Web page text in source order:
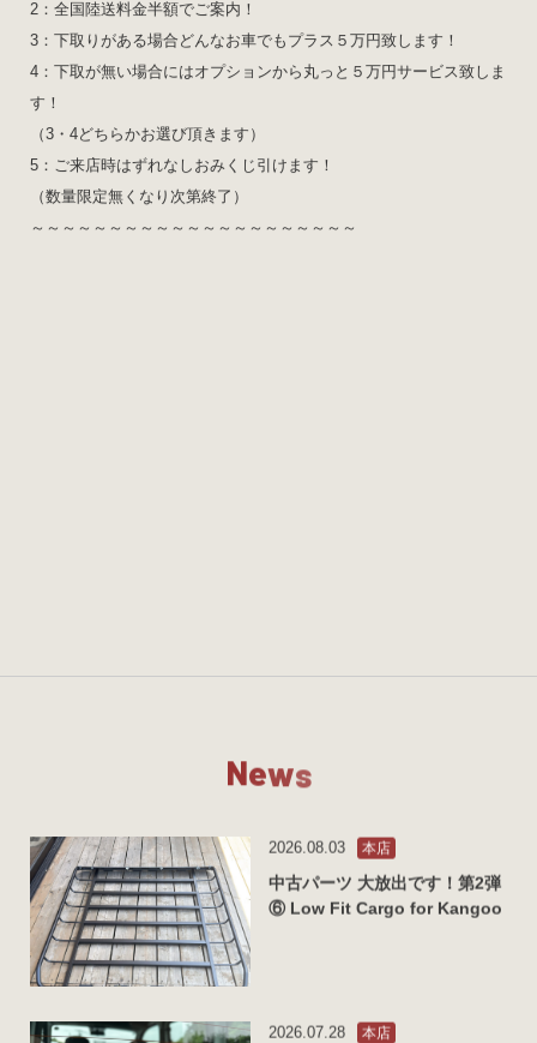
2：全国陸送料金半額でご案内！
3：下取りがある場合どんなお車でもプラス５万円致します！
4：下取が無い場合にはオプションから丸っと５万円サービス致しま
す！
（3・4どちらかお選び頂きます）
5：ご来店時はずれなしおみくじ引けます！
（数量限定無くなり次第終了）
～～～～～～～～～～～～～～～～～～～～～
News
2026.08.03 本店
中古パーツ 大放出です！第2弾
⑥ Low Fit Cargo for Kangoo
2026.07.28 本店